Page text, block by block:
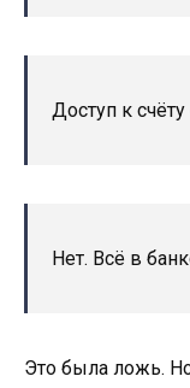
Доступ к счёту
Нет. Всё в
Это была ложь.